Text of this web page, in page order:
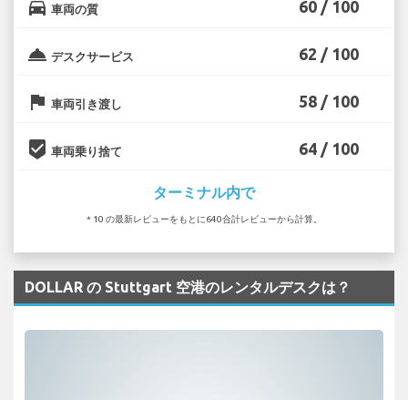
directions_car 車両の質 60 / 100
room_service デスクサービス 62 / 100
flag 車両引き渡し 58 / 100
beenhere 車両乗り捨て 64 / 100
ターミナル内で
* 10 の最新レビューをもとに640合計レビューから計算。
DOLLAR の Stuttgart 空港のレンタルデスクは？